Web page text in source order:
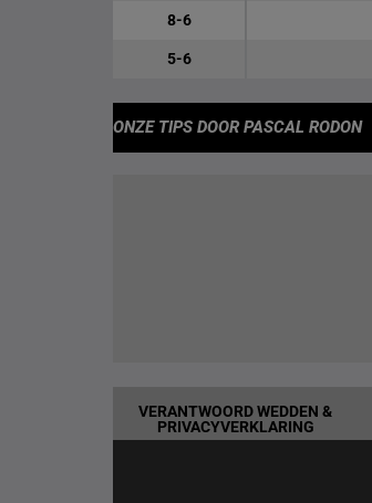
8-6
5-6
ONZE TIPS DOOR PASCAL RODON
VERANTWOORD WEDDEN &
PRIVACYVERKLARING